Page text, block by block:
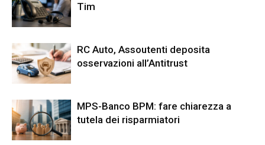
Tim
RC Auto, Assoutenti deposita
osservazioni all’Antitrust
MPS-Banco BPM: fare chiarezza a
tutela dei risparmiatori